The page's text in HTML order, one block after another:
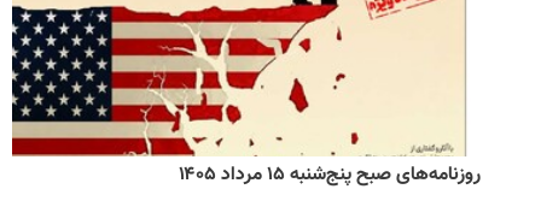
روزنامه‌های صبح پنج‌شنبه ۱۵ مرداد ۱۴۰۵